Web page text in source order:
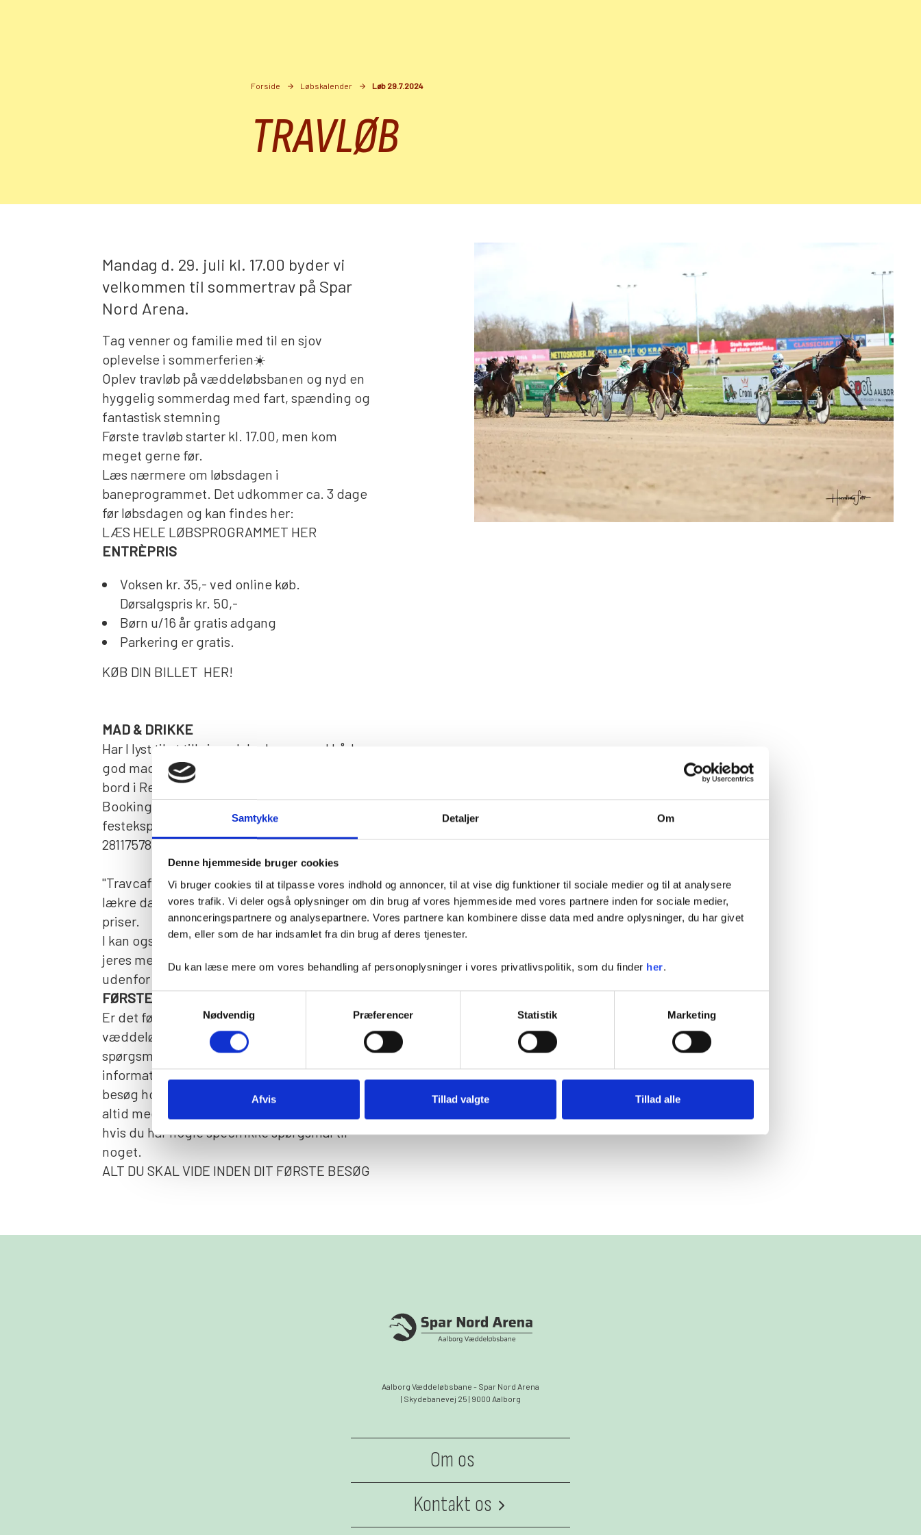
Samtykke Detaljer Om
Denne hjemmeside bruger cookies
Vi bruger cookies til at tilpasse vores indhold og annoncer, til at vise dig funktioner til sociale medier og til at analysere
vores trafik. Vi deler også oplysninger om din brug af vores hjemmeside med vores partnere inden for sociale medier,
annonceringspartnere og analysepartnere. Vores partnere kan kombinere disse data med andre oplysninger, du har givet
dem, eller som de har indsamlet fra din brug af deres tjenester.
Du kan læse mere om vores behandling af personoplysninger i vores privatlivspolitik, som du finder her.
Samtykkevalg
Nødvendig
Præferencer Statistik Marketing
Afvis Tillad valgte Tillad alle
Forside Løbskalender Løb 29.7.2024
TRAVLØB
Mandag d. 29. juli kl. 17.00 byder vi
velkommen til sommertrav på Spar
Nord Arena.
Tag venner og familie med til en sjov
oplevelse i sommerferien☀️
Oplev travløb på væddeløbsbanen og nyd en
hyggelig sommerdag med fart, spænding og
fantastisk stemning
Første travløb starter kl. 17.00, men kom
meget gerne før.
Læs nærmere om løbsdagen i
baneprogrammet. Det udkommer ca. 3 dage
før løbsdagen og kan findes her:
LÆS HELE LØBSPROGRAMMET HER
ENTRÈPRIS
Voksen kr. 35,- ved online køb.
Dørsalgspris kr. 50,-
Børn u/16 år gratis adgang
Parkering er gratis.
KØB DIN BILLET HER!
MAD & DRIKKE
Har I lyst til at tilbringe løbsdagen med både
god mad og god udsigt til banen, så book
bord i Restaurant "Hos Aaen" på 1. sal.
Booking og madbestilling på
festeksperten@gmail.com / Ring på
28117578.
"Travcafeen" i stueetagen byder på en række
lækre danske frokostretter til fornuftige
priser.
I kan også tage picnickurven med og nyde
jeres medbragte forfriskninger på pladsen
udenfor eller indenfor i spillehallen.
FØRSTE GANG PÅ BANEN?
Er det første gang du skal besøge vores
væddeløbsbane? Så har du muligvis et hav af
spørgsmål. Vi har forsøgt at samle al den
information, der er god at have inden første
besøg hos os lige her, men du er naturligvis
altid meget velkommen til at kontakte os,
hvis du har nogle specifikke spørgsmål til
noget.
ALT DU SKAL VIDE INDEN DIT FØRSTE BESØG
Aalborg Væddeløbsbane - Spar Nord Arena
| Skydebanevej 25 | 9000 Aalborg
Om os
Kontakt os